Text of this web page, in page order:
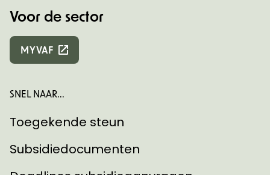
Voor de sector
MYVAF
SNEL NAAR...
Toegekende steun
Subsidiedocumenten